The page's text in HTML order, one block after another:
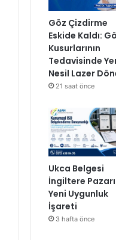
Göz Çizdirme
Eskide Kaldı:
Kusurlarının
Tedavisinde
Nesil Lazer
21 saat önce
Ukca Belgesi
İngiltere
Yeni Uygunluk
İşareti
3 hafta önce